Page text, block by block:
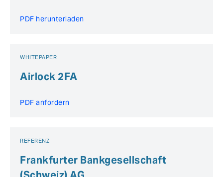
PDF herunterladen
WHITEPAPER
Airlock 2FA
PDF anfordern
REFERENZ
Frankfurter Bankgesellschaft